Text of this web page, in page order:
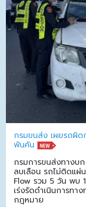
กรมขนส่ง เผยรถผิด
พันคัน
กรมการขนส่งทางบ
ลบเลือน รถไม่ติดแผ่
Flow รวม 5 วัน พบ
เร่งรัดดำเนินการทา
กฎหมาย